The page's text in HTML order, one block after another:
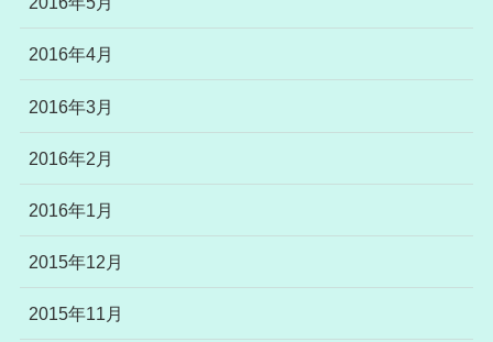
2016年4月
2016年3月
2016年2月
2016年1月
2015年12月
2015年11月